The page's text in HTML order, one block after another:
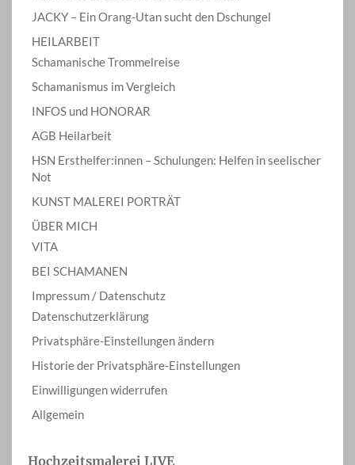
JACKY – Ein Orang-Utan sucht den Dschungel
HEILARBEIT
Schamanische Trommelreise
Schamanismus im Vergleich
INFOS und HONORAR
AGB Heilarbeit
HSN Ersthelfer:innen – Schulungen: Helfen in seelischer
Not
KUNST MALEREI PORTRÄT
ÜBER MICH
VITA
BEI SCHAMANEN
Impressum / Datenschutz
Datenschutzerklärung
Privatsphäre-Einstellungen ändern
Historie der Privatsphäre-Einstellungen
Einwilligungen widerrufen
Allgemein
Hochzeitsmalerei LIVE